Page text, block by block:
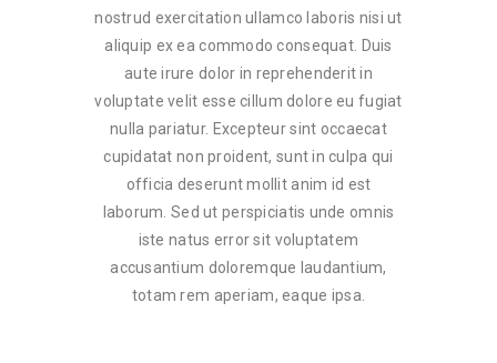
nostrud exercitation ullamco laboris nisi ut
aliquip ex ea commodo consequat. Duis
aute irure dolor in reprehenderit in
voluptate velit esse cillum dolore eu fugiat
nulla pariatur. Excepteur sint occaecat
cupidatat non proident, sunt in culpa qui
officia deserunt mollit anim id est
laborum. Sed ut perspiciatis unde omnis
iste natus error sit voluptatem
accusantium doloremque laudantium,
totam rem aperiam, eaque ipsa.